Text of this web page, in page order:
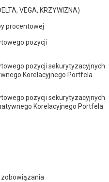
VEGA, KRZYWIZNA)
procentowej
pozycji
pozycji sekurytyzacyjnych
Korelacyjnego Portfela
pozycji sekurytyzacyjnych
Korelacyjnego Portfela
zobowiązania